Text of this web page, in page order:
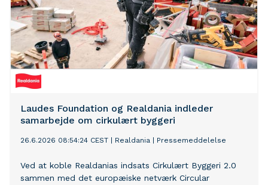
Laudes Foundation og Realdania indleder
samarbejde om cirkulært byggeri
26.6.2026 08:54:24 CEST Realdania Pressemeddelelse
Ved at koble Realdanias indsats Cirkulært Byggeri 2.0
sammen med det europæiske netværk Circular